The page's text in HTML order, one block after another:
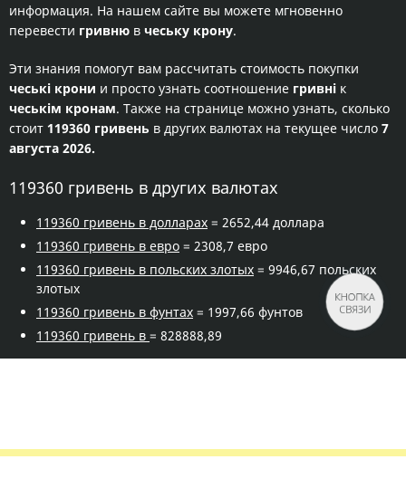
информация. На нашем сайте вы можете мгновенно
перевести гривню в чеську крону.
Эти знания помогут вам рассчитать стоимость покупки
чеські крони и просто узнать соотношение гривні к
чеськім кронам. Также на странице можно узнать, сколько
стоит 119360 гривень в других валютах на текущее число 7
августа 2026.
119360 гривень в других валютах
119360 гривень в долларах = 2652,44 доллара
119360 гривень в евро = 2308,7 евро
119360 гривень в польских злотых = 9946,67 польских
злотых
119360 гривень в фунтах = 1997,66 фунтов
119360 гривень в = 828888,89
КНОПКА
СВЯЗИ